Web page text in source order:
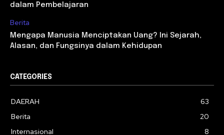
dalam Pembelajaran
Berita
Mengapa Manusia Menciptakan Uang? Ini Sejarah,
Alasan, dan Fungsinya dalam Kehidupan
CATEGORIES
DAERAH
63
Berita
20
Internasional
8